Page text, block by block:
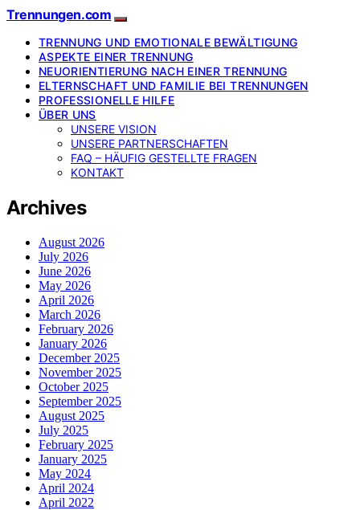
Trennungen.com
TRENNUNG UND EMOTIONALE BEWÄLTIGUNG
ASPEKTE EINER TRENNUNG
NEUORIENTIERUNG NACH EINER TRENNUNG
ELTERNSCHAFT UND FAMILIE BEI TRENNUNGEN
PROFESSIONELLE HILFE
ÜBER UNS
UNSERE VISION
UNSERE PARTNERSCHAFTEN
FAQ – HÄUFIG GESTELLTE FRAGEN
KONTAKT
Archives
August 2026
July 2026
June 2026
May 2026
April 2026
March 2026
February 2026
January 2026
December 2025
November 2025
October 2025
September 2025
August 2025
July 2025
February 2025
January 2025
May 2024
April 2024
April 2022